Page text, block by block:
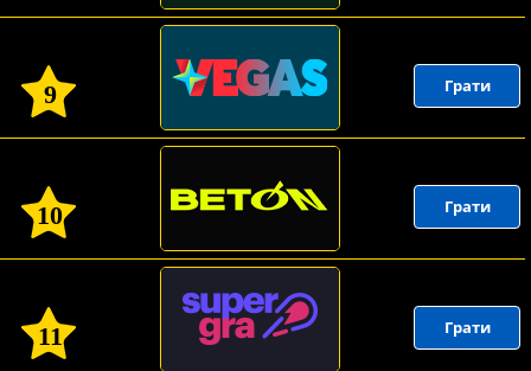
9 Грати
10 Грати
11 Грати